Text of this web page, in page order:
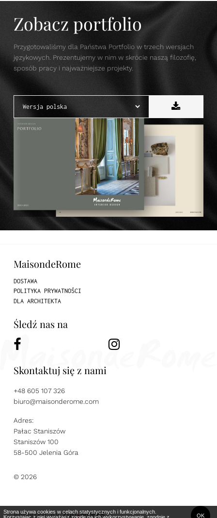
Zobacz portfolio
Przygotowaliśmy dla Państwa Portfolio w trzech wersjach
językowych. Prezentujemy w nim w skrócie naszą filozofię,
sposób pracy i najważniejsze projekty.
MaisondeRome
DOSTAWA
POLITYKA PRYWATNOŚCI
DLA ARCHITEKTA
Śledź nas na
Skontaktuj się z nami
+48 605 107 326
biuro@maisonderome.com
Adres:
Pałac Staniszów
Staniszów 100
58-500 Jelenia Góra
© 2026
Powered byZUU WORKS
Strona używa cookies w celach statystycznych i funkcjonalnych.
OK